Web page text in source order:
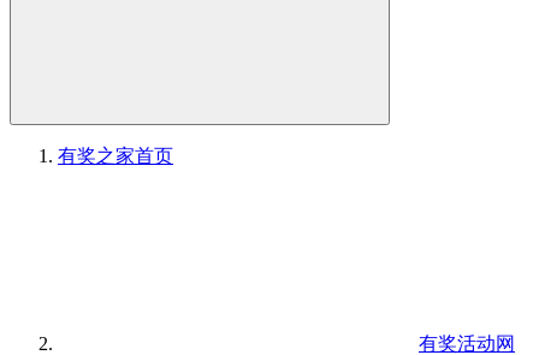
有奖之家首页
有奖活动网